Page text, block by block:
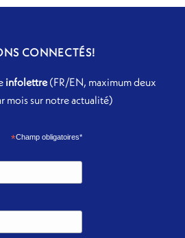
CONNECTÉS!
infolettre(FR/EN, maximum deux
mois sur notre actualité)
*Champ obligatoires*